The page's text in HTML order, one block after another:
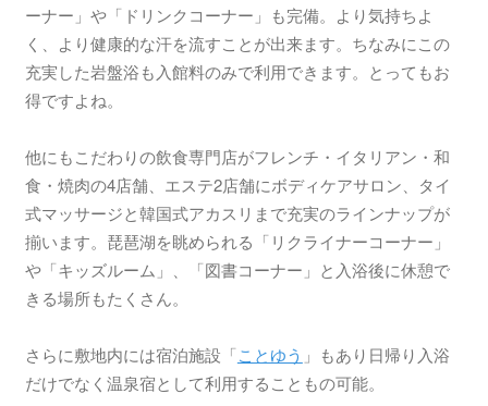
ーナー」や「ドリンクコーナー」も完備。より気持ちよ
く、より健康的な汗を流すことが出来ます。ちなみにこの
充実した岩盤浴も入館料のみで利用できます。とってもお
得ですよね。
他にもこだわりの飲食専門店がフレンチ・イタリアン・和
食・焼肉の4店舗、エステ2店舗にボディケアサロン、タイ
式マッサージと韓国式アカスリまで充実のラインナップが
揃います。琵琶湖を眺められる「リクライナーコーナー」
や「キッズルーム」、「図書コーナー」と入浴後に休憩で
きる場所もたくさん。
さらに敷地内には宿泊施設「ことゆう 」もあり日帰り入浴
だけでなく温泉宿として利用することもの可能。